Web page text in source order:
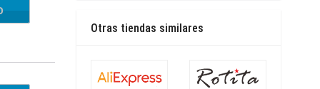
Otras tiendas similares